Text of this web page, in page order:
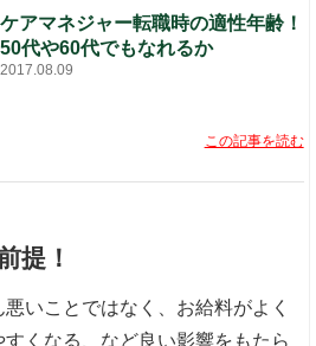
ケアマネジャー転職時の適性年齢！
50代や60代でもなれるか
2017.08.09
この記事を読む
提！
いことではなく、お給料がよく
くなる、など良い影響をもたら